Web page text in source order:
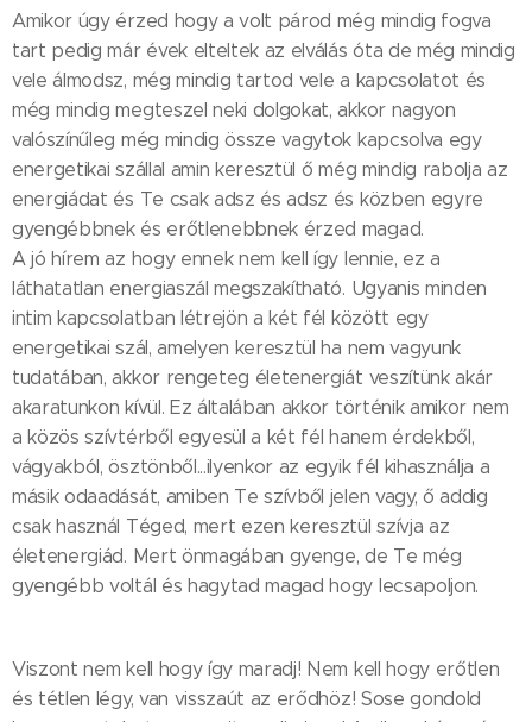
Amikor úgy érzed hogy a volt párod még mindig fogva
tart pedig már évek elteltek az elválás óta de még mindig
vele álmodsz, még mindig tartod vele a kapcsolatot és
még mindig megteszel neki dolgokat, akkor nagyon
valószínűleg még mindig össze vagytok kapcsolva egy
energetikai szállal amin keresztül ő még mindig rabolja az
energiádat és Te csak adsz és adsz és közben egyre
gyengébbnek és erőtlenebbnek érzed magad.
A jó hírem az hogy ennek nem kell így lennie, ez a
láthatatlan energiaszál megszakítható. Ugyanis minden
intim kapcsolatban létrejön a két fél között egy
energetikai szál, amelyen keresztül ha nem vagyunk
tudatában, akkor rengeteg életenergiát veszítünk akár
akaratunkon kívül. Ez általában akkor történik amikor nem
a közös szívtérből egyesül a két fél hanem érdekből,
vágyakból, ösztönből...ilyenkor az egyik fél kihasználja a
másik odaadását, amiben Te szívből jelen vagy, ő addig
csak használ Téged, mert ezen keresztül szívja az
életenergiád. Mert önmagában gyenge, de Te még
gyengébb voltál és hagytad magad hogy lecsapoljon.
Viszont nem kell hogy így maradj! Nem kell hogy erőtlen
és tétlen légy, van visszaút az erődhöz! Sose gondold